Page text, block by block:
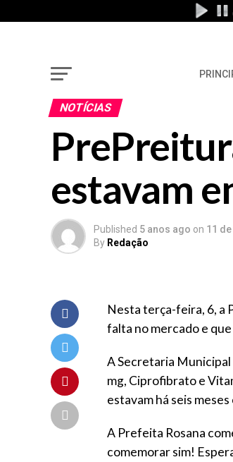
NOTÍCIAS
estavam
Published 5 anos ago on 11
By Redação
Nesta terça-feira, 6, a
falta no mercado e
A Secretaria
mg, Ciprofibrato e
estavam há seis
A Prefeita Rosana
comemorar sim!